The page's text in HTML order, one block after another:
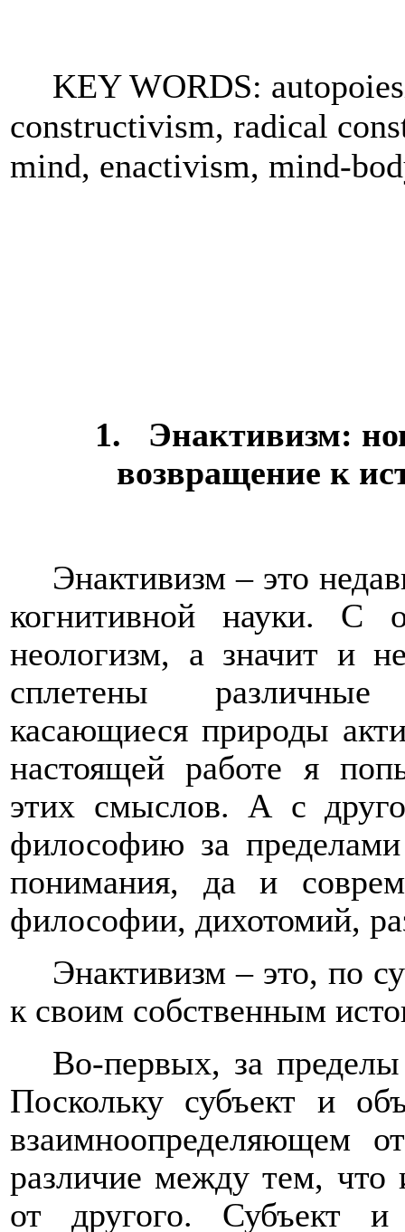
KEY WORDS:
constructivism, radical
mind, enactivism, mind-
1.
Энактивизм:
возвращение к
Энактивизм – это
когнитивной науки. С
неологизм, а значит и
сплетены
касающиеся природы
настоящей работе я
этих смыслов. А с
философию за
понимания, да и
философии, дихотомий,
Энактивизм – это, по
к своим собственным
Во-первых, за
Поскольку субъект и
взаимноопределяющем
различие между тем, что
от другого. Субъект и